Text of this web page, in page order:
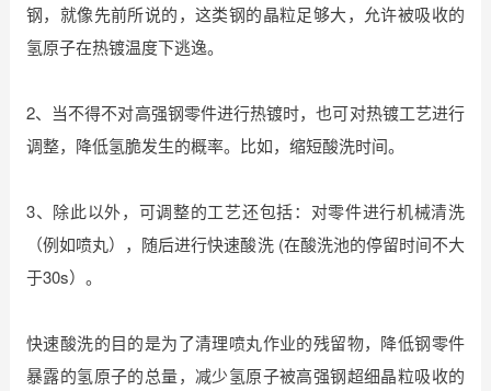
钢，就像先前所说的，这类钢的晶粒足够大，允许被吸收的
氢原子在热镀温度下逃逸。
2、当不得不对高强钢零件进行热镀时，也可对热镀工艺进行
调整，降低氢脆发生的概率。比如，缩短酸洗时间。
3、除此以外，可调整的工艺还包括：对零件进行机械清洗
（例如喷丸），随后进行快速酸洗 (在酸洗池的停留时间不大
于30s）。
快速酸洗的目的是为了清理喷丸作业的残留物，降低钢零件
暴露的氢原子的总量，减少氢原子被高强钢超细晶粒吸收的